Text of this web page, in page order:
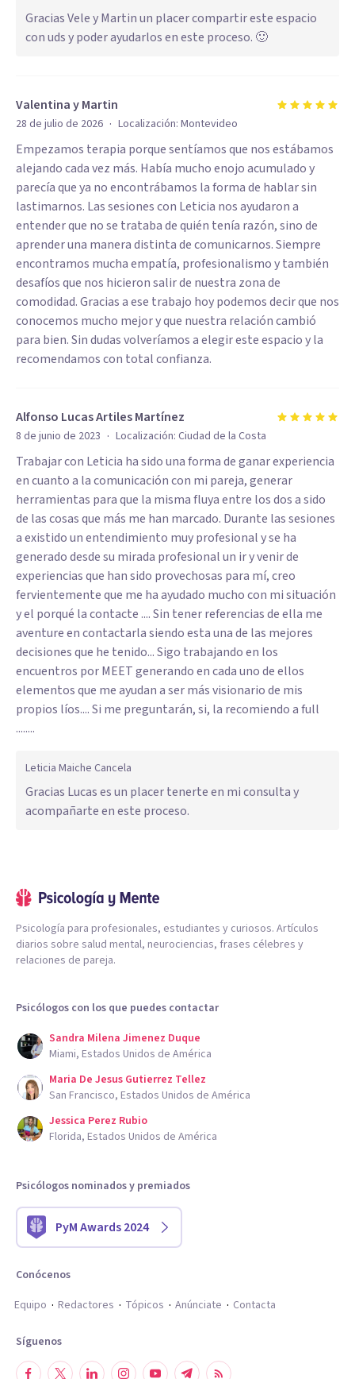
Gracias Vele y Martin un placer compartir este espacio
con uds y poder ayudarlos en este proceso. 🙂
Valentina y Martin
28 de julio de 2026 · Localización: Montevideo
Empezamos terapia porque sentíamos que nos estábamos
alejando cada vez más. Había mucho enojo acumulado y
parecía que ya no encontrábamos la forma de hablar sin
lastimarnos. Las sesiones con Leticia nos ayudaron a
entender que no se trataba de quién tenía razón, sino de
aprender una manera distinta de comunicarnos. Siempre
encontramos mucha empatía, profesionalismo y también
desafíos que nos hicieron salir de nuestra zona de
comodidad. Gracias a ese trabajo hoy podemos decir que nos
conocemos mucho mejor y que nuestra relación cambió
para bien. Sin dudas volveríamos a elegir este espacio y la
recomendamos con total confianza.
Alfonso Lucas Artiles Martínez
8 de junio de 2023 · Localización: Ciudad de la Costa
Trabajar con Leticia ha sido una forma de ganar experiencia
en cuanto a la comunicación con mi pareja, generar
herramientas para que la misma fluya entre los dos a sido
de las cosas que más me han marcado. Durante las sesiones
a existido un entendimiento muy profesional y se ha
generado desde su mirada profesional un ir y venir de
experiencias que han sido provechosas para mí, creo
fervientemente que me ha ayudado mucho con mi situación
y el porqué la contacte .... Sin tener referencias de ella me
aventure en contactarla siendo esta una de las mejores
decisiones que he tenido... Sigo trabajando en los
encuentros por MEET generando en cada uno de ellos
elementos que me ayudan a ser más visionario de mis
propios líos.... Si me preguntarán, si, la recomiendo a full
........
Leticia Maiche Cancela
Gracias Lucas es un placer tenerte en mi consulta y
acompañarte en este proceso.
Psicología para profesionales, estudiantes y curiosos. Artículos
diarios sobre salud mental, neurociencias, frases célebres y
relaciones de pareja.
Psicólogos con los que puedes contactar
Sandra Milena Jimenez Duque
Miami, Estados Unidos de América
Maria De Jesus Gutierrez Tellez
San Francisco, Estados Unidos de América
Jessica Perez Rubio
Florida, Estados Unidos de América
Psicólogos nominados y premiados
PyM Awards 2024
Conócenos
Equipo
Redactores Tópicos Anúnciate Contacta
Síguenos